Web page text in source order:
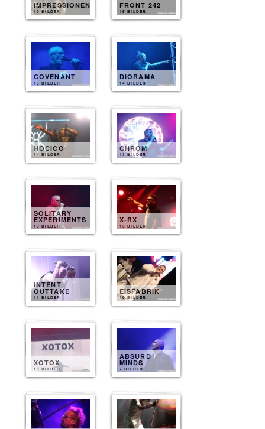
IMPRESSIONEN
10 BILDER
FRONT 242
15 BILDER
COVENANT
15 BILDER
DIORAMA
14 BILDER
HOCICO
14 BILDER
CHROM
13 BILDER
SOLITARY
EXPERIMENTS
13 BILDER
X-RX
13 BILDER
INTENT
OUTTAKE
11 BILDER
EISFABRIK
10 BILDER
XOTOX
10 BILDER
ABSURD
MINDS
7 BILDER